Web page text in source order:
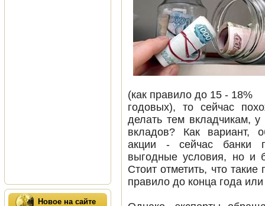
(как правило до 15 - 18%
годовых), то сейчас
делать тем вкладчикам, у
вкладов? Как вариант,
акции - сейчас банки
выгодные условия, но и
Стоит отметить, что
правило до конца года
Новое на сайте